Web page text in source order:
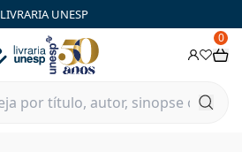
LIVRARIA UNESP
0